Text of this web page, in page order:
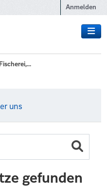
Anmelden
uns
gefunden